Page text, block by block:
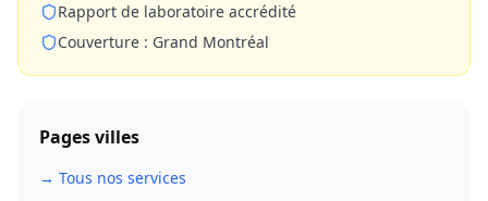
Rapport de laboratoire accrédité
Couverture : Grand Montréal
Pages villes
→ Tous nos services